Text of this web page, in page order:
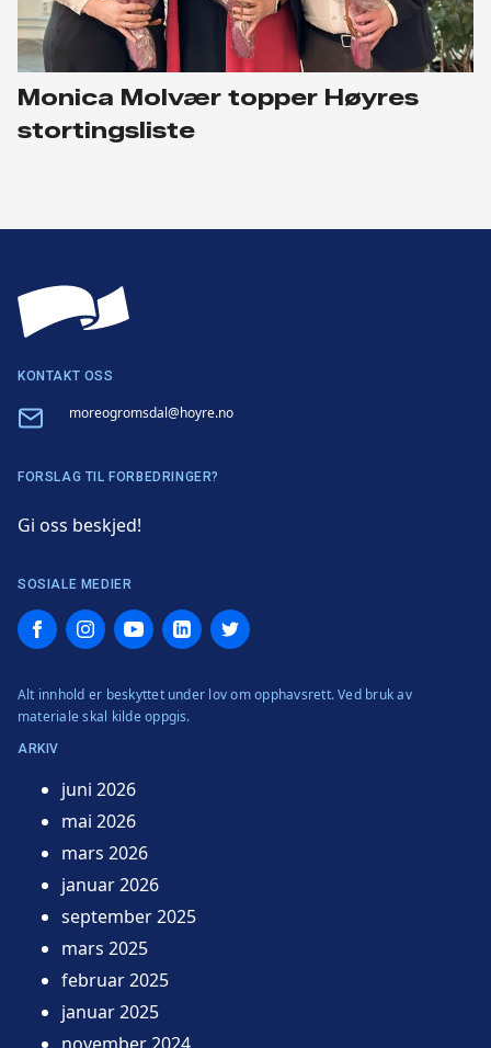
Monica Molvær topper Høyres
stortingsliste
KONTAKT OSS
Email moreogromsdal@hoyre.no
FORSLAG TIL FORBEDRINGER?
Gi oss beskjed!
SOSIALE MEDIER
FacebookInstagramYouTubeLinkedInTwitter
Alt innhold er beskyttet under lov om opphavsrett. Ved bruk av
materiale skal kilde oppgis.
ARKIV
juni 2026
mai 2026
mars 2026
januar 2026
september 2025
mars 2025
februar 2025
januar 2025